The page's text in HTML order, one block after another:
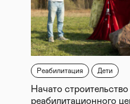
Реабилитация Дети
Начато строительство
реабилитационного